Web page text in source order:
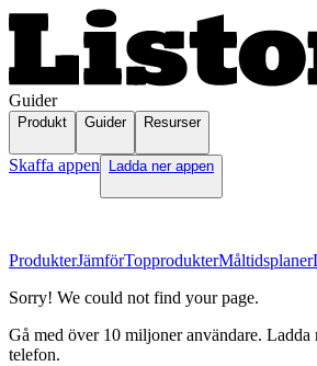
Guider
Produkt Guider Resurser
Skaffa appen Ladda ner appen
ProdukterJämförTopprodukterMåltidsplaner
Sorry! We could not find your page.
Gå med över 10 miljoner användare.
telefon.